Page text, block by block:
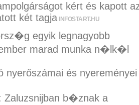
kért és kapott
két tagja INFOSTART.HU
egyik legnagyobb
marad munka n�lk�l
nyerőszámai és nyereményei
b�znak a